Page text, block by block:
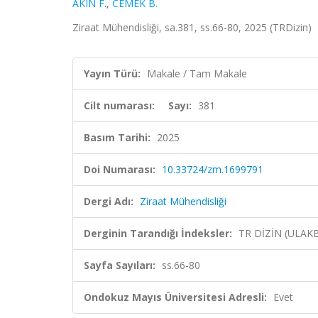
AKIN F., CEMEK B.
Ziraat Mühendisliği, sa.381, ss.66-80, 2025 (TRDizin)
Yayın Türü: Makale / Tam Makale
Cilt numarası: Sayı: 381
Basım Tarihi: 2025
Doi Numarası: 10.33724/zm.1699791
Dergi Adı: Ziraat Mühendisliği
Derginin Tarandığı İndeksler: TR DİZİN
Sayfa Sayıları: ss.66-80
Ondokuz Mayıs Üniversitesi Adresli: Evet